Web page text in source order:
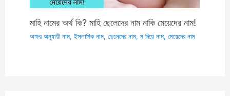
মাহি নামের অর্থ কি? মাহি ছেলেদের নাম নাকি মেয়েদের নাম!
অক্ষর অনুযায়ী নাম,ইসলামিক নাম,ছেলেদের নাম,ম দিয়ে নাম,মেয়েদের নাম